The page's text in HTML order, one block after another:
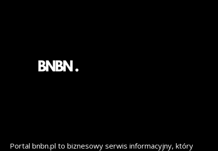
Portal bnbn.pl to biznesowy serwis informacyjny, który